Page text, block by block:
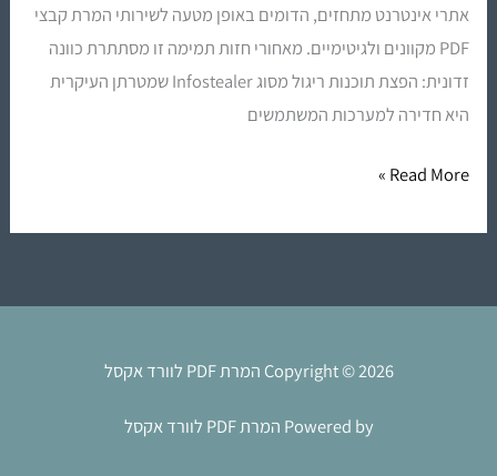
אתרי אינטרנט מתחזים, הדומים באופן מטעה לשירותי המרת קבצי
PDF מקוונים ולגיטימיים. מאחורי חזות תמימה זו מסתתרת כוונה
זדונית: הפצת תוכנות ריגול מסוג Infostealer שמטרתן העיקרית
היא חדירה למערכות המשתמשים
אל
תסכנו
את
המידע
Read More »
Copyright © 2026 המרת PDF לוורד אקסל
Powered by המרת PDF לוורד אקסל